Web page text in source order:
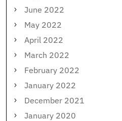
June 2022
May 2022
April 2022
March 2022
February 2022
January 2022
December 2021
January 2020